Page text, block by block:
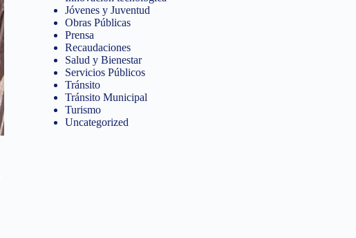
Jóvenes y Juventud
Obras Públicas
Prensa
Recaudaciones
Salud y Bienestar
Servicios Públicos
Tránsito
Tránsito Municipal
Turismo
Uncategorized